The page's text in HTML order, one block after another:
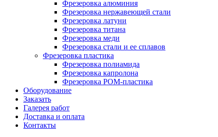
Фрезеровка алюминия
Фрезеровка нержавеющей стали
Фрезеровка латуни
Фрезеровка титана
Фрезеровка меди
Фрезеровка стали и ее сплавов
Фрезеровка пластика
Фрезеровка полиамида
Фрезеровка капролона
Фрезеровка РОМ-пластика
Оборудование
Заказать
Галерея работ
Доставка и оплата
Контакты